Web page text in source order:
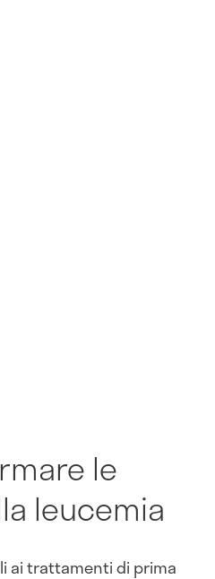
le
leucemia
ai trattamenti di prima